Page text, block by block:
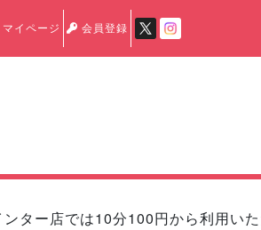
マイページ 会員登録
ター店では10分100円から利用い